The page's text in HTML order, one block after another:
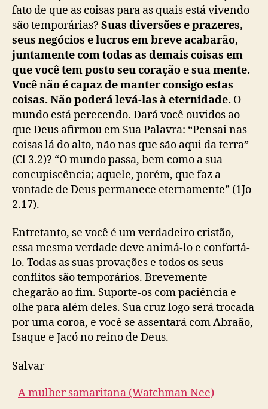
fato de que as coisas para as quais está vivendo
são temporárias? Suas diversões e prazeres,
seus negócios e lucros em breve acabarão,
juntamente com todas as demais coisas em
que você tem posto seu coração e sua mente.
Você não é capaz de manter consigo estas
coisas. Não poderá levá-las à eternidade. O
mundo está perecendo. Dará você ouvidos ao
que Deus afirmou em Sua Palavra: “Pensai nas
coisas lá do alto, não nas que são aqui da terra”
(Cl 3.2)? “O mundo passa, bem como a sua
concupiscência; aquele, porém, que faz a
vontade de Deus permanece eternamente” (1Jo
2.17).
Entretanto, se você é um verdadeiro cristão,
essa mesma verdade deve animá-lo e confortá-
lo. Todas as suas provações e todos os seus
conflitos são temporários. Brevemente
chegarão ao fim. Suporte-os com paciência e
olhe para além deles. Sua cruz logo será trocada
por uma coroa, e você se assentará com Abraão,
Isaque e Jacó no reino de Deus.
Salvar
A mulher samaritana (Watchman Nee)